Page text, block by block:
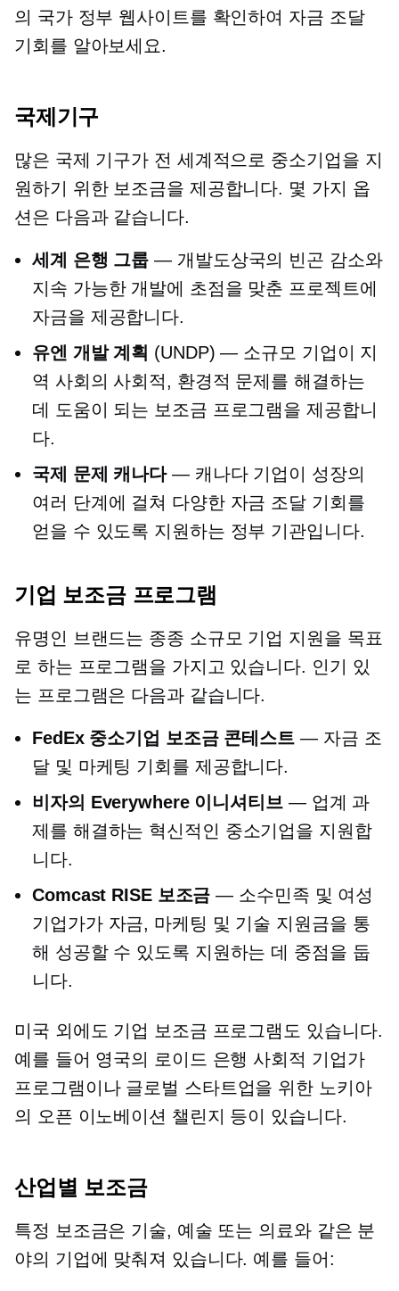
의 국가 정부 웹사이트를 확인하여 자금 조달
기회를 알아보세요.
국제기구
많은 국제 기구가 전 세계적으로 중소기업을 지
원하기 위한 보조금을 제공합니다. 몇 가지 옵
션은 다음과 같습니다.
세계 은행 그룹 — 개발도상국의 빈곤 감소와
지속 가능한 개발에 초점을 맞춘 프로젝트에
자금을 제공합니다.
유엔 개발 계획 (UNDP) — 소규모 기업이 지
역 사회의 사회적, 환경적 문제를 해결하는
데 도움이 되는 보조금 프로그램을 제공합니
다.
국제 문제 캐나다— 캐나다 기업이 성장의
여러 단계에 걸쳐 다양한 자금 조달 기회를
얻을 수 있도록 지원하는 정부 기관입니다.
기업 보조금 프로그램
유명인 브랜드는 종종 소규모 기업 지원을 목표
로 하는 프로그램을 가지고 있습니다. 인기 있
는 프로그램은 다음과 같습니다.
FedEx 중소기업 보조금 콘테스트 — 자금 조
달 및 마케팅 기회를 제공합니다.
비자의 Everywhere 이니셔티브 — 업계 과
제를 해결하는 혁신적인 중소기업을 지원합
니다.
Comcast RISE 보조금 — 소수민족 및 여성
기업가가 자금, 마케팅 및 기술 지원금을 통
해 성공할 수 있도록 지원하는 데 중점을 둡
니다.
미국 외에도 기업 보조금 프로그램도 있습니다.
예를 들어 영국의 로이드 은행 사회적 기업가
프로그램이나 글로벌 스타트업을 위한 노키아
의 오픈 이노베이션 챌린지 등이 있습니다.
산업별 보조금
특정 보조금은 기술, 예술 또는 의료와 같은 분
야의 기업에 맞춰져 있습니다. 예를 들어: